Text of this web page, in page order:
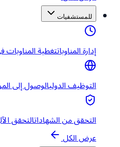
للمستشفيات
إدارة المناوباتتغطية المناوبات في
التوظيف الدوليالوصول إلى
التحقق من الشهاداتالتحقق
عرض الكل